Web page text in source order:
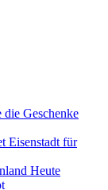
Geschenke
Heute